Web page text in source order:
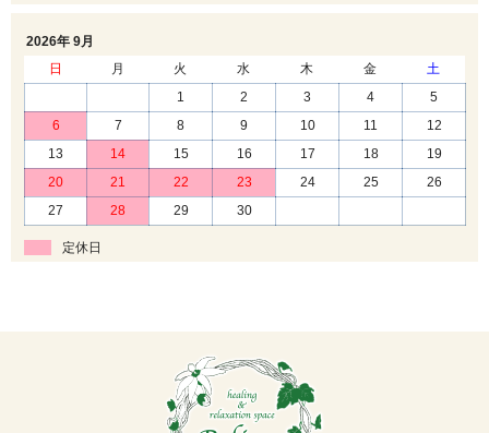
2026年 9月
日
月 火 水 木 金
土
1
2 3 4
5
6
7 8 9 10 11
12
13
14 15 16 17 18
19
20
21 22 23 24 25
26
27
28 29 30
定休日